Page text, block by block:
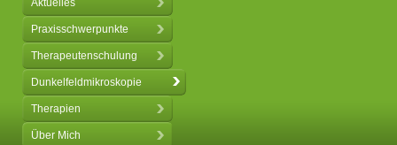
Aktuelles
Praxisschwerpunkte
Therapeutenschulung
Dunkelfeldmikroskopie
Therapien
Über Mich